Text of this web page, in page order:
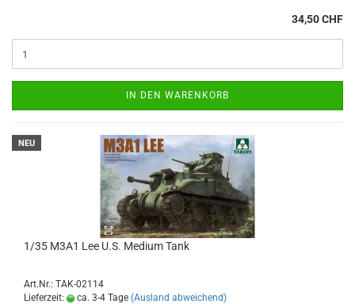
34,50 CHF
IN DEN WARENKORB
NEU
1/35 M3A1 Lee U.S. Medium Tank
Art.Nr.: TAK-02114
Lieferzeit:
ca. 3-4 Tage (Ausland abweichend)